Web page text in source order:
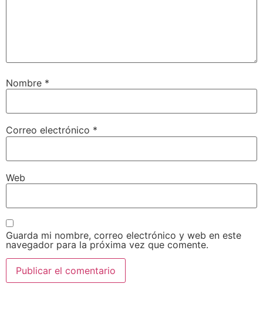
Nombre *
Correo electrónico *
Web
Guarda mi nombre, correo electrónico y web en este
navegador para la próxima vez que comente.